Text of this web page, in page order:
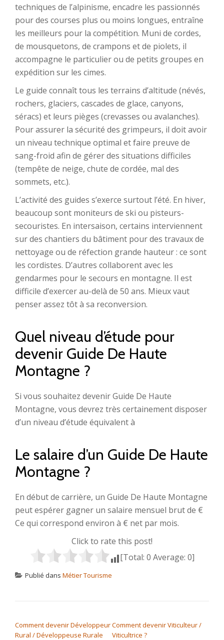
techniques de l’alpinisme, encadre les passionnés
pour des courses plus ou moins longues, entraîne
les meilleurs pour la compétition. Muni de cordes,
de mousquetons, de crampons et de piolets, il
accompagne le particulier ou de petits groupes en
expédition sur les cimes.
Le guide connaît tous les terrains d’altitude (névés,
rochers, glaciers, cascades de glace, canyons,
séracs) et leurs pièges (crevasses ou avalanches).
Pour assurer la sécurité des grimpeurs, il doit avoir
un niveau technique optimal et faire preuve de
sang-froid afin de gérer des situations difficiles
(tempête de neige, chute de cordée, mal des
sommets, etc.).
L’activité des guides s’exerce surtout l’été. En hiver,
beaucoup sont moniteurs de ski ou pisteurs-
secouristes. En intersaison, certains interviennent
sur des chantiers du bâtiment pour des travaux de
nettoyage ou de réfection grande hauteur : ce sont
les cordistes. D’autres collaborent avec les
gendarmes pour le secours en montagne. Il est
difficile d’exercer au-delà de 50 ans. Mieux vaut
penser assez tôt à sa reconversion.
Quel niveau d’étude pour
devenir Guide De Haute
Montagne ?
Si vous souhaitez devenir Guide De Haute
Montagne, vous devrez très certainement disposer
d’un niveau d’étude équivalent à
Le salaire d’un Guide De Haute
Montagne ?
En début de carrière, un Guide De Haute Montagne
peut espérer gagner un salaire mensuel brut de €
Ce qui correspond environ à € net par mois.
Click to rate this post!
[Total: 0 Average: 0]
Publié dans Métier Tourisme
Comment devenir Développeur
Rural / Développeuse Rurale
Comment devenir Viticulteur /
Viticultrice ?